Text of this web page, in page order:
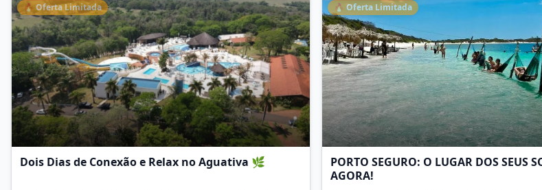
🔥 Oferta Limitada
Dois Dias de Conexão e Relax no Aguativa 🌿
🔥 Oferta Limitada
PORTO SEGURO: O LUGAR DOS SEUS
AGORA!